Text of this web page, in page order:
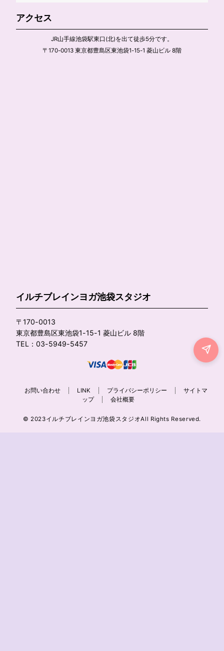
アクセス
JR山手線池袋駅東口(北)を出て徒歩5分です。
〒170-0013 東京都豊島区東池袋1-15-1 菱山ビル 8階
イルチブレインヨガ池袋スタジオ
〒170-0013
東京都豊島区東池袋1-15-1 菱山ビル 8階
TEL：03-5949-5457
お問い合わせ LINK プライバシーポリシー
サイトマ
ップ
会社概要
© 2023イルチブレインヨガ池袋スタジオAll Rights Reserved.